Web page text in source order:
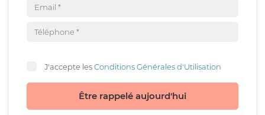
J'accepte lesConditions Générales d'Utilisation
Être rappelé aujourd'hui